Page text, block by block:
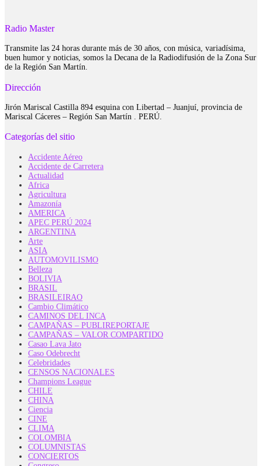
Radio Master
Transmite las 24 horas durante más de 30 años, con música, variadísima,
buen humor y noticias, somos la Decana de la Radiodifusión de la Zona Sur
de la Región San Martín.
Dirección
Jirón Mariscal Castilla 894 esquina con Libertad – Juanjuí, provincia de
Mariscal Cáceres – Región San Martín . PERÚ.
Categorías del sitio
Accidente Aéreo
Accidente de Carretera
Actualidad
Africa
Agricultura
Amazonía
AMERICA
APEC PERÚ 2024
ARGENTINA
Arte
ASIA
AUTOMOVILISMO
Belleza
BOLIVIA
BRASIL
BRASILEIRAO
Cambio Climático
CAMINOS DEL INCA
CAMPAÑAS – PUBLIREPORTAJE
CAMPAÑAS – VALOR COMPARTIDO
Casao Lava Jato
Caso Odebrecht
Celebridades
CENSOS NACIONALES
Champions League
CHILE
CHINA
Ciencia
CINE
CLIMA
COLOMBIA
COLUMNISTAS
CONCIERTOS